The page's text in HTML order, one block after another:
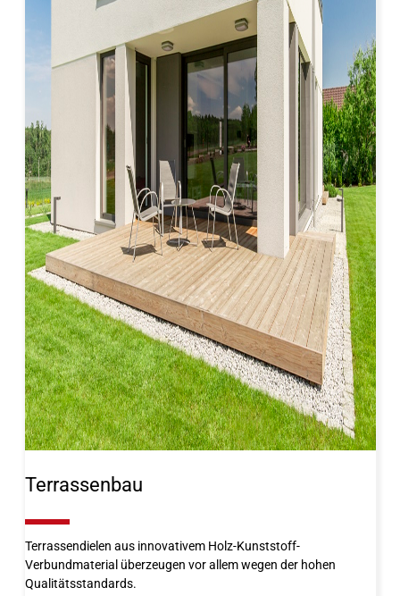
Terrassenbau
Terrassendielen aus innovativem Holz-Kunststoff-
Verbundmaterial überzeugen vor allem wegen der hohen
Qualitätsstandards.